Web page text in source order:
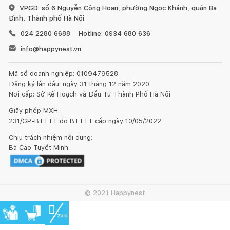
HƯỚNG DẪN SỬ DỤNG, BẢO QUẢN:
1. Đối với đồ gỗ trong nhà:
gỗ, hãy dùng miếng lót bên dưới.
Sử dụng vải khô để làm sạch bề mặt gỗ ngay khi bị bẩn.
Đối với đồ nội thất làm từ gỗ, chúng tôi khuyến nghị nên
dùng sáp và xi bóng gỗ để chà sạch và làm mới ít nhất 6 tháng
Đồ nội thất bằng gỗ sẽ có sự khác nhau về vân gỗ hoặc
những tì vết tự nhiên mà không làm ảnh hưởng đến chất lượng
và tính thẩm mỹ của sản phẩm.
VPGD: số 6 Nguyễn Công Hoan, phường Ngọc Khánh, quận Ba
Đình, Thành phố Hà Nội
024 2280 6688
Hotline: 0934 680 636
info@happynest.vn
Mã số doanh nghiệp: 0109479528
Đăng ký lần đầu: ngày 31 tháng 12 năm 2020
Nơi cấp: Sở Kế Hoạch và Đầu Tư Thành Phố Hà Nội
Giấy phép MXH:
231/GP-BTTTT do BTTTT cấp ngày 10/05/2022
Chịu trách nhiệm nội dung:
Bà Cao Tuyết Minh
© 2021 Happynest